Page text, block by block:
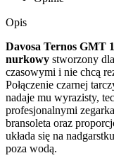
Opis
Davosa Ternos GMT
nurkowy stworzony
czasowymi i nie chcą
Połączenie czarnej
nadaje mu wyrazisty,
profesjonalnymi
bransoleta oraz
układa się na
poza wodą.